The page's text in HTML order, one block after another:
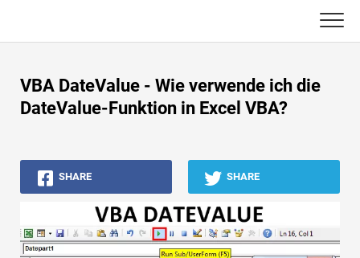
content
Buchhaltungs-Tutorials
Excel, VBA & Power BI
Investment Banking Tutorials
VBA DateValue - Wie verwende ich die
DateValue-Funktion in Excel VBA?
SHARE SHARE